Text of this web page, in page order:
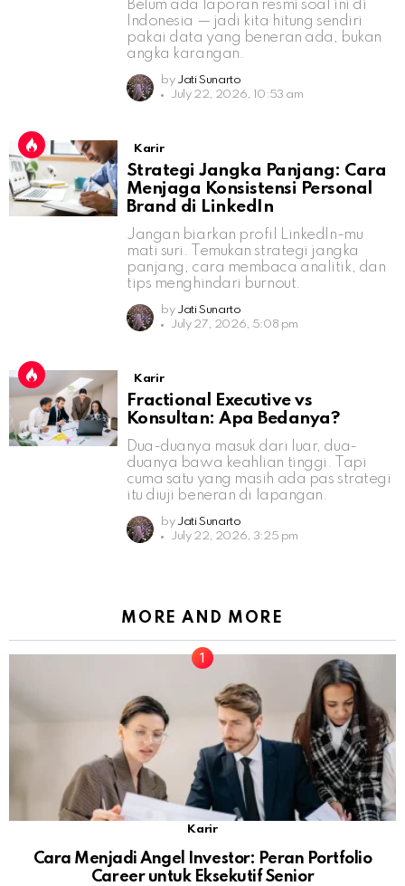
Belum ada laporan resmi soal ini di
Indonesia — jadi kita hitung sendiri
pakai data yang beneran ada, bukan
angka karangan.
by Jati Sunarto
July 22, 2026, 10:53 am
Karir
Strategi Jangka Panjang: Cara
Menjaga Konsistensi Personal
Brand di LinkedIn
Jangan biarkan profil LinkedIn-mu
mati suri. Temukan strategi jangka
panjang, cara membaca analitik, dan
tips menghindari burnout.
by Jati Sunarto
July 27, 2026, 5:08 pm
Karir
Fractional Executive vs
Konsultan: Apa Bedanya?
Dua-duanya masuk dari luar, dua-
duanya bawa keahlian tinggi. Tapi
cuma satu yang masih ada pas strategi
itu diuji beneran di lapangan.
by Jati Sunarto
July 22, 2026, 3:25 pm
MORE AND MORE
Karir
Cara Menjadi Angel Investor: Peran Portfolio
Career untuk Eksekutif Senior